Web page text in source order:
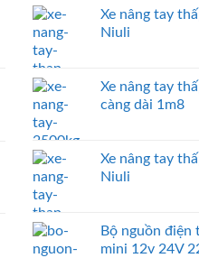
Xe nâng tay
Niuli
Xe nâng tay
càng dài 1m8
Xe nâng tay
Niuli
Bộ nguồn điện
mini 12v 24V